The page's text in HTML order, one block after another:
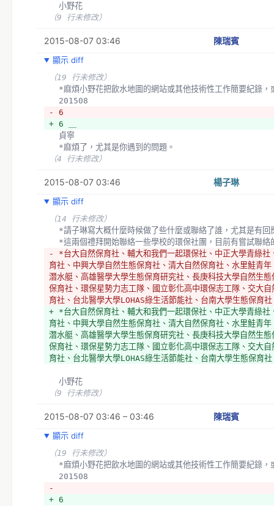
  小野花
（9 行未修改）
2015-08-07 03:46 陳瑞賓
顯示 diff
（19 行未修改）
*麻煩小野花把飲水地圖的網站或其他技術性工作簡要紀錄，
  201508
- 6
+ 6 ＿
  貞寧
  *麻煩了，尤其是你遇到的問題。
（4 行未修改）
2015-08-07 03:46 楊子琳
顯示 diff
（14 行未修改）
*請子琳寫大概什麼時候做了些什麼或聯絡了誰，尤其是有回
*這兩個禮拜開始聯絡一些學校的環保社團，目前有嘗試聯絡
- *台大自然保育社、輔大和我們一起環保社、中正大學青綠社
育社、中興大學自然生態保育社、清大自然保育社、水里鮭青
潛水艇、高雄醫學大學生態保育研究社、長庚科技大學自然生
保育社、環保星勢力志工隊、國立彰化高中環保志工隊、交大
育社、台北醫學大學LOHAS綠生活節能社、台南大學生態保育社
+ *台大自然保育社、輔大和我們一起環保社、中正大學青綠社
育社、中興大學自然生態保育社、清大自然保育社、水里鮭青
潛水艇、高雄醫學大學生態保育研究社、長庚科技大學自然生
保育社、環保星勢力志工隊、國立彰化高中環保志工隊、交大
育社、台北醫學大學LOHAS綠生活節能社、台南大學生態保育
  小野花
（9 行未修改）
2015-08-07 03:46 – 03:46 陳瑞賓
顯示 diff
（19 行未修改）
*麻煩小野花把飲水地圖的網站或其他技術性工作簡要紀錄，
  201508
-
+ 6